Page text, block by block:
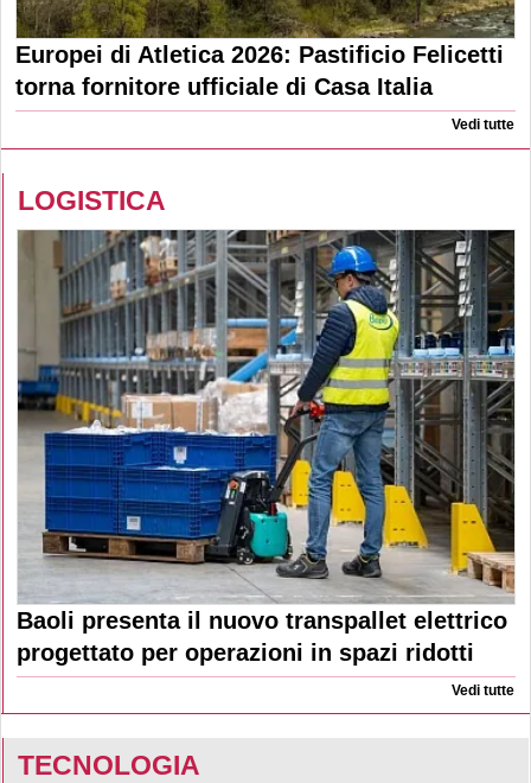
Europei di Atletica 2026: Pastificio Felicetti
torna fornitore ufficiale di Casa Italia
Vedi tutte
LOGISTICA
Baoli presenta il nuovo transpallet elettrico
progettato per operazioni in spazi ridotti
Vedi tutte
TECNOLOGIA